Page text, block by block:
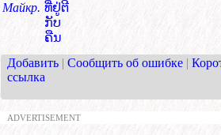
Майкр. ທີ່ຢູ່ຕີ
ກັບ
ຄືນ
Добавить | Сообщить об ошибке |
ссылка
ADVERTISEMENT